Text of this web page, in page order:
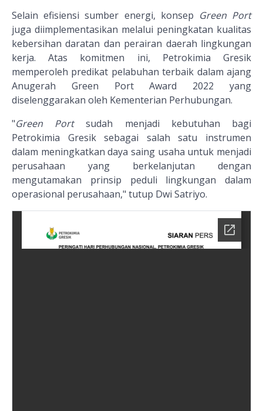
Selain efisiensi sumber energi, konsep Green Port
juga diimplementasikan melalui peningkatan kualitas
kebersihan daratan dan perairan daerah lingkungan
kerja. Atas komitmen ini, Petrokimia Gresik
memperoleh predikat pelabuhan terbaik dalam ajang
Anugerah Green Port Award 2022 yang
diselenggarakan oleh Kementerian Perhubungan.
"Green Portsudah menjadi kebutuhan bagi
Petrokimia Gresik sebagai salah satu instrumen
dalam meningkatkan daya saing usaha untuk menjadi
perusahaan yang berkelanjutan dengan
mengutamakan prinsip peduli lingkungan dalam
operasional perusahaan," tutup Dwi Satriyo.